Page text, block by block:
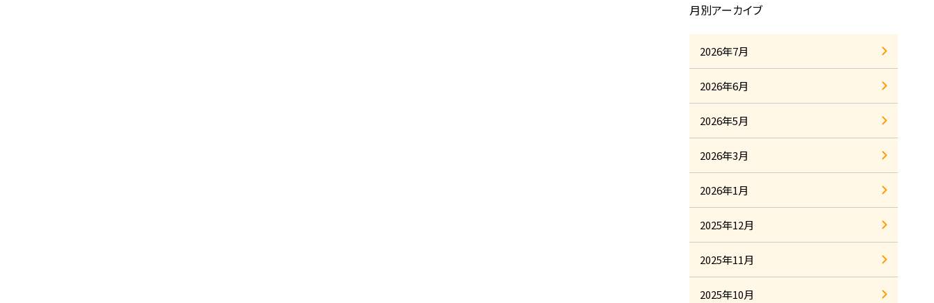
月別アーカイブ
2026年7月
2026年6月
2026年5月
2026年3月
2026年1月
2025年12月
2025年11月
2025年10月